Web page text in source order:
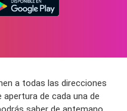
a todas las direcciones
apertura de cada una de